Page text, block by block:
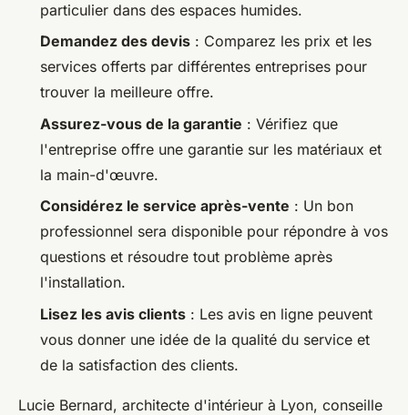
particulier dans des espaces humides.
Demandez des devis : Comparez les prix et les
services offerts par différentes entreprises pour
trouver la meilleure offre.
Assurez-vous de la garantie : Vérifiez que
l'entreprise offre une garantie sur les matériaux et
la main-d'œuvre.
Considérez le service après-vente : Un bon
professionnel sera disponible pour répondre à vos
questions et résoudre tout problème après
l'installation.
Lisez les avis clients : Les avis en ligne peuvent
vous donner une idée de la qualité du service et
de la satisfaction des clients.
Lucie Bernard, architecte d'intérieur à Lyon, conseille